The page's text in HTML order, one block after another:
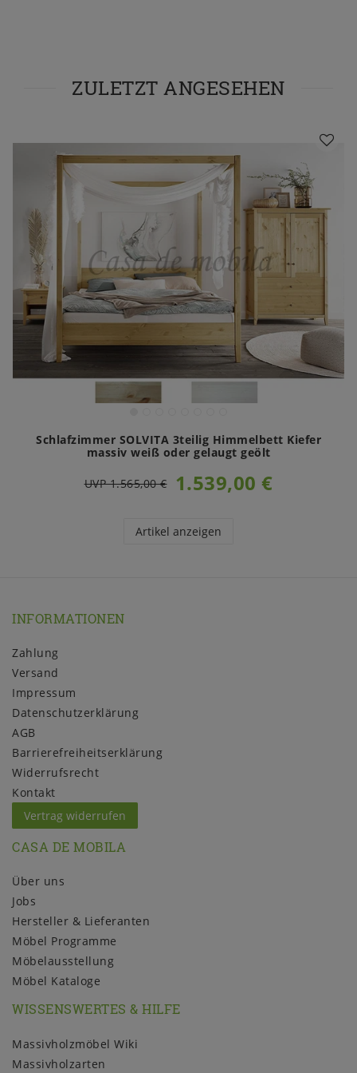
ZULETZT ANGESEHEN
Schlafzimmer SOLVITA 3teilig Himmelbett Kiefer
massiv weiß oder gelaugt geölt
UVP 1.565,00 € 1.539,00 €
Artikel anzeigen
INFORMATIONEN
Zahlung
Versand
Impressum
Daten­schutz­erklärung
AGB
Barrierefreiheitserklärung
Widerrufs­recht
Kontakt
Vertrag widerrufen
CASA DE MOBILA
Über uns
Jobs
Hersteller & Lieferanten
Möbel Programme
Möbelausstellung
Möbel Kataloge
WISSENSWERTES & HILFE
Massivholzmöbel Wiki
Massivholzarten